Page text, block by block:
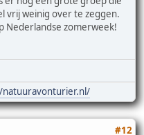
vrij weinig over te zeggen.
Nederlandse zomerweek!
#12